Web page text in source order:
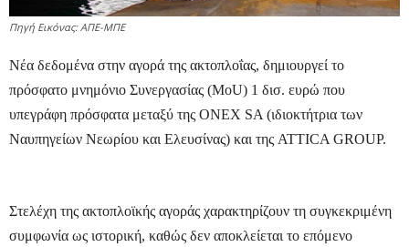
Πηγή Εικόνας: ΑΠΕ-ΜΠΕ
Νέα δεδομένα στην αγορά της ακτοπλοΐας, δημιουργεί το
πρόσφατο μνημόνιο Συνεργασίας (MoU) 1 δισ. ευρώ που
υπεγράφη πρόσφατα μεταξύ της ONEX SA (ιδιοκτήτρια των
Ναυπηγείων Νεωρίου και Ελευσίνας) και της ATTICA GROUP.
Στελέχη της ακτοπλοϊκής αγοράς χαρακτηρίζουν τη συγκεκριμένη
συμφωνία ως ιστορική, καθώς δεν αποκλείεται το επόμενο